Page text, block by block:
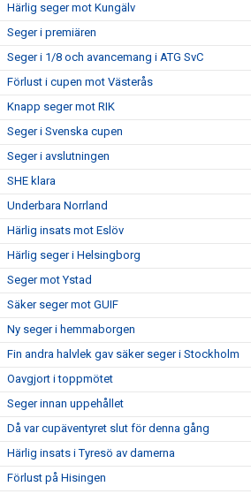
Härlig seger mot Kungälv
Seger i premiären
Seger i 1/8 och avancemang i ATG SvC
Förlust i cupen mot Västerås
Knapp seger mot RIK
Seger i Svenska cupen
Seger i avslutningen
SHE klara
Underbara Norrland
Härlig insats mot Eslöv
Härlig seger i Helsingborg
Seger mot Ystad
Säker seger mot GUIF
Ny seger i hemmaborgen
Fin andra halvlek gav säker seger i Stockholm
Oavgjort i toppmötet
Seger innan uppehållet
Då var cupäventyret slut för denna gång
Härlig insats i Tyresö av damerna
Förlust på Hisingen